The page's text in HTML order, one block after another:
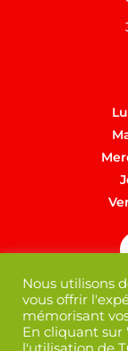
Nous utilisons
vous offrir
mémorisant
En cliquant sur